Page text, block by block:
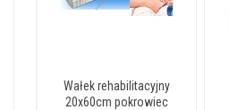
Wałek rehabilitacyjny
20x60cm pokrowiec